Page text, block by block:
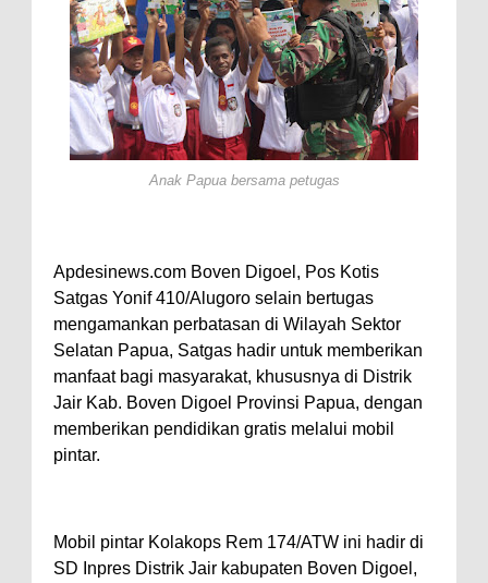
Anak Papua bersama petugas
Apdesinews.com Boven Digoel, Pos Kotis
Satgas Yonif 410/Alugoro selain bertugas
mengamankan perbatasan di Wilayah Sektor
Selatan Papua, Satgas hadir untuk memberikan
manfaat bagi masyarakat, khususnya di Distrik
Jair Kab. Boven Digoel Provinsi Papua, dengan
memberikan pendidikan gratis melalui mobil
pintar.
Mobil pintar Kolakops Rem 174/ATW ini hadir di
SD Inpres Distrik Jair kabupaten Boven Digoel,